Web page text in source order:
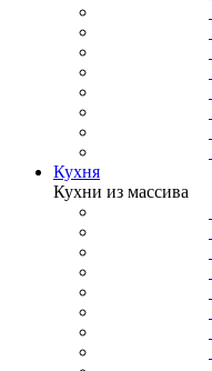
Кухня
Кухни из массива